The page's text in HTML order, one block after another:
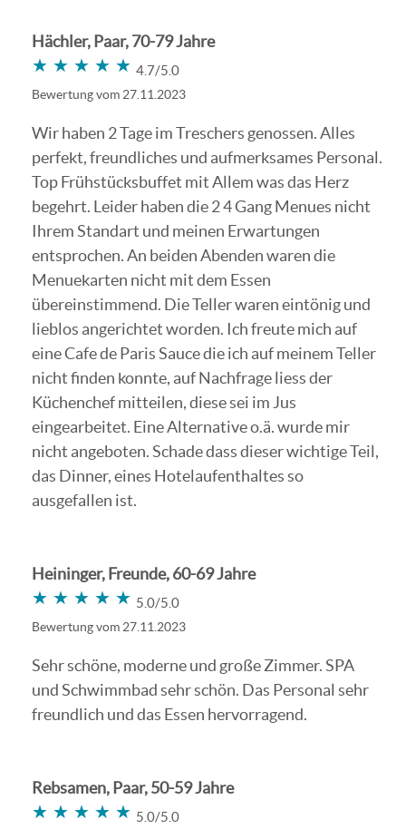
Hächler, Paar, 70-79 Jahre
★★★★★
★★★★★ 4.7/5.0
Bewertung vom 27.11.2023
Wir haben 2 Tage im Treschers genossen. Alles
perfekt, freundliches und aufmerksames Personal.
Top Frühstücksbuffet mit Allem was das Herz
begehrt. Leider haben die 2 4 Gang Menues nicht
Ihrem Standart und meinen Erwartungen
entsprochen. An beiden Abenden waren die
Menuekarten nicht mit dem Essen
übereinstimmend. Die Teller waren eintönig und
lieblos angerichtet worden. Ich freute mich auf
eine Cafe de Paris Sauce die ich auf meinem Teller
nicht finden konnte, auf Nachfrage liess der
Küchenchef mitteilen, diese sei im Jus
eingearbeitet. Eine Alternative o.ä. wurde mir
nicht angeboten. Schade dass dieser wichtige Teil,
das Dinner, eines Hotelaufenthaltes so
ausgefallen ist.
Heininger, Freunde, 60-69 Jahre
★★★★★
★★★★★ 5.0/5.0
Bewertung vom 27.11.2023
Sehr schöne, moderne und große Zimmer. SPA
und Schwimmbad sehr schön. Das Personal sehr
freundlich und das Essen hervorragend.
Rebsamen, Paar, 50-59 Jahre
★★★★★
★★★★★ 5.0/5.0